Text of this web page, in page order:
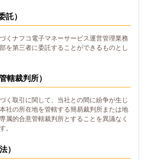
託）
くナフコ電子マネーサービス運営管理業務
を第三者に委託することができるものとし
轄裁判所）
く取引に関して、当社との間に紛争が生じ
社の所在地を管轄する簡易裁判所または地
属的合意管轄裁判所とすることを異議なく
。
）